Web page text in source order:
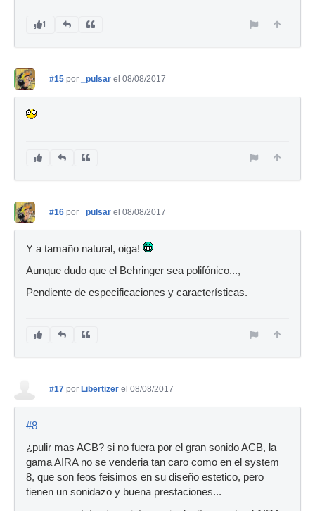
1
#15 por _pulsar el 08/08/2017
#16 por _pulsar el 08/08/2017
Y a tamaño natural, oiga!
Aunque dudo que el Behringer sea polifónico...,
Pendiente de especificaciones y características.
#17 por Libertizer el 08/08/2017
#8
¿pulir mas ACB? si no fuera por el gran sonido ACB, la
gama AIRA no se venderia tan caro como en el system
8, que son feos feisimos en su diseño estetico, pero
tienen un sonidazo y buena prestaciones...